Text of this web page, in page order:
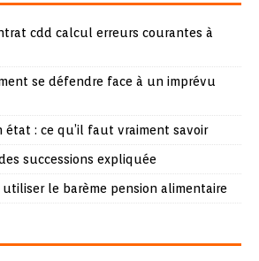
cdd calcul erreurs courantes à
se défendre face à un imprévu
état : ce qu’il faut vraiment savoir
successions expliquée
utiliser le barème pension alimentaire